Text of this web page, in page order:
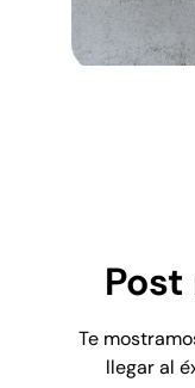
Te
llegar al